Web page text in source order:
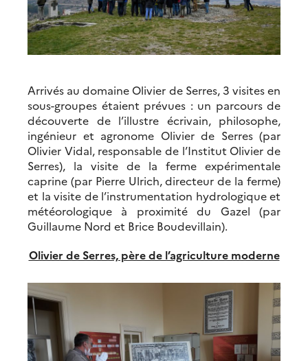
Arrivés au domaine Olivier de Serres, 3 visites en
sous-groupes étaient prévues : un parcours de
découverte de l’illustre écrivain, philosophe,
ingénieur et agronome Olivier de Serres (par
Olivier Vidal, responsable de l’Institut Olivier de
Serres), la visite de la ferme expérimentale
caprine (par Pierre Ulrich, directeur de la ferme)
et la visite de l’instrumentation hydrologique et
météorologique à proximité du Gazel (par
Guillaume Nord et Brice Boudevillain).
Olivier de Serres, père de l’agriculture moderne